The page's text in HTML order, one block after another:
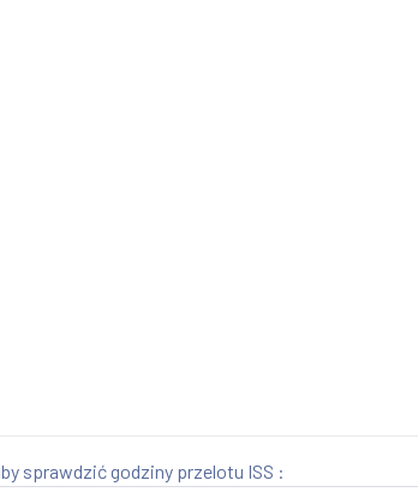
sprawdzić godziny przelotu ISS :